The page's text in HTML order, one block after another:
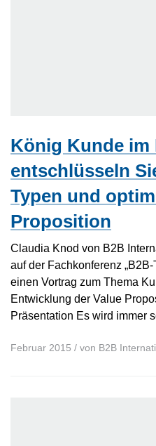
König Kunde im
entschlüsseln
Typen und
Proposition
Claudia Knod von B2B
auf der Fachkonferenz
einen Vortrag zum Thema
Entwicklung der Value
Präsentation Es wird immer
Februar 2015 / von B2B